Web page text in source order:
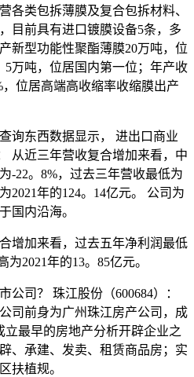
各类包拆薄膜及复合包拆材料、
目前具有进口镀膜设备5条，多
新型功能性聚酯薄膜20万吨，位
5万吨，位居国内第一位；年产收
位居高端高收缩率收缩膜出产
东西数据显示， 进出口商业
从近三年营收复合增加来看，中
-22。8%，过去三年营收最低为
2021年的124。14亿元。 公司为
国内沿海。
加来看，过去五年净利润最低
为2021年的13。85亿元。
司？ 珠江股份（600684）：
司前身为广州珠江房产公司，成
立最早的房地产分析开辟企业之
、承建、发卖、租赁商品房；实
扶植规。